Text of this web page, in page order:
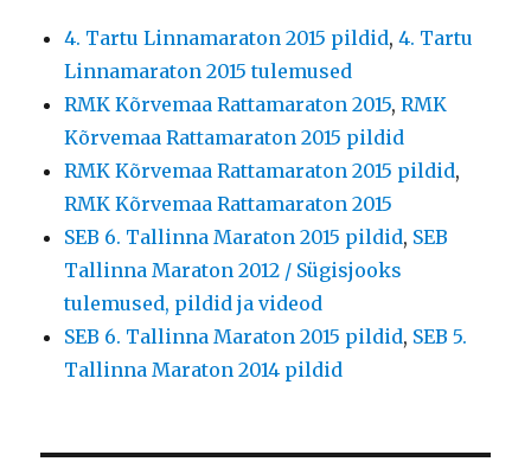
4. Tartu Linnamaraton 2015 pildid,4. Tartu
Linnamaraton 2015 tulemused
RMK Kõrvemaa Rattamaraton 2015,RMK
Kõrvemaa Rattamaraton 2015 pildid
RMK Kõrvemaa Rattamaraton 2015 pildid,
RMK Kõrvemaa Rattamaraton 2015
SEB 6. Tallinna Maraton 2015 pildid, SEB
Tallinna Maraton 2012 / Sügisjooks
tulemused, pildid ja videod
SEB 6. Tallinna Maraton 2015 pildid, SEB 5.
Tallinna Maraton 2014 pildid